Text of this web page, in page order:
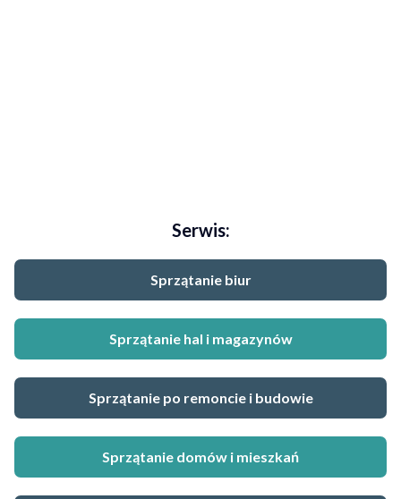
Serwis:
Sprzątanie biur
Sprzątanie hal i magazynów
Sprzątanie po remoncie i budowie
Sprzątanie domów i mieszkań